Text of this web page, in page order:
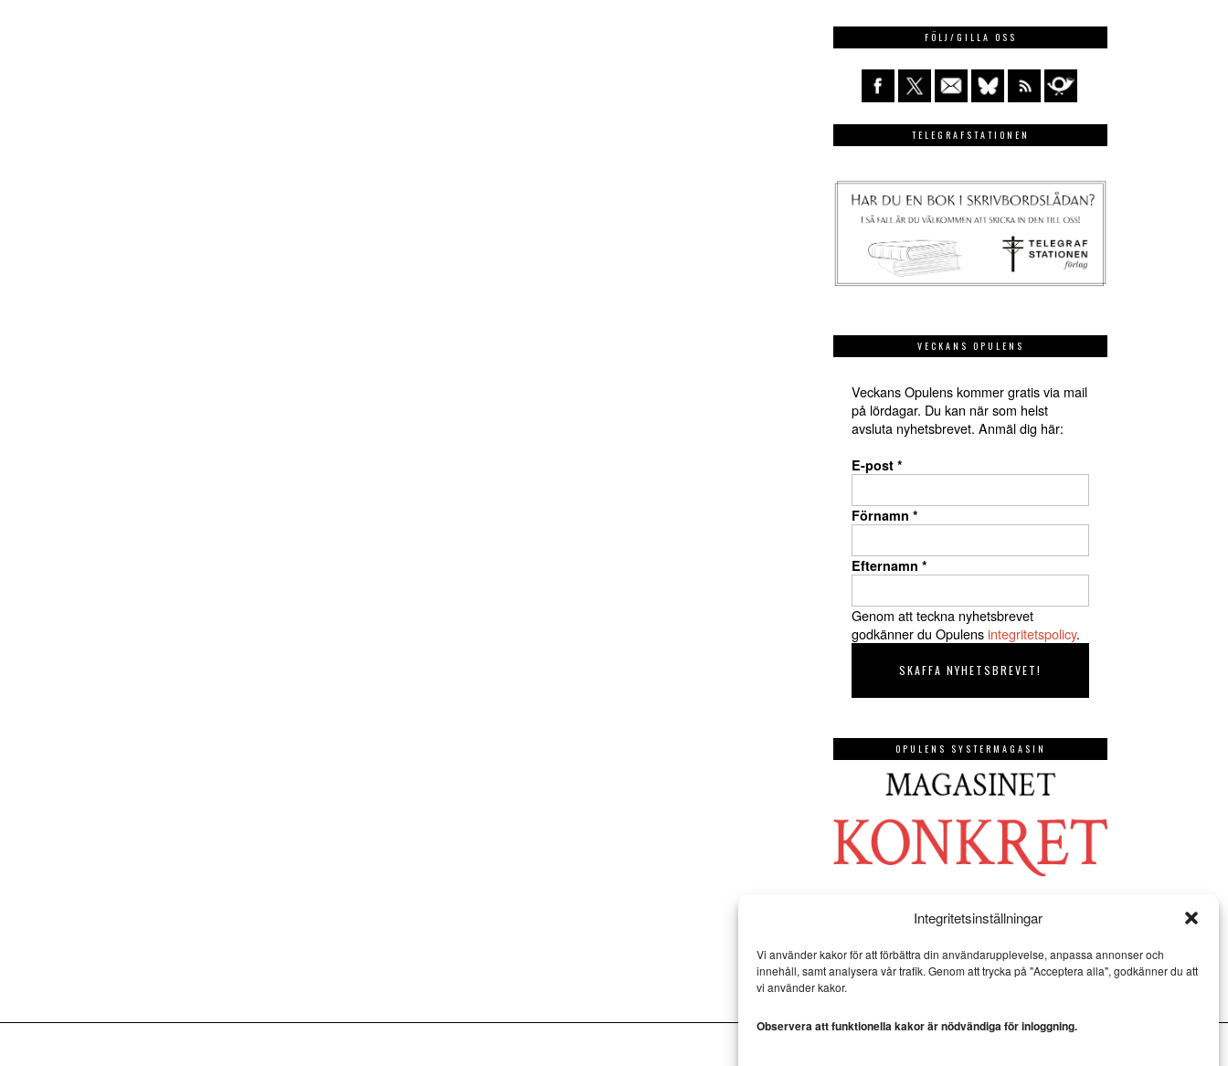
Integritetsinställningar
Vi använder kakor för att förbättra din användarupplevelse, anpassa annonser och
innehåll, samt analysera vår trafik. Genom att trycka på "Acceptera alla", godkänner du att
vi använder kakor.
Observera att funktionella kakor är nödvändiga för inloggning.
FÖLJ/GILLA OSS
TELEGRAFSTATIONEN
VECKANS OPULENS
Veckans Opulens kommer gratis via mail
på lördagar. Du kan när som helst
avsluta nyhetsbrevet. Anmäl dig här:
E-post *
Förnamn *
Efternamn *
Genom att teckna nyhetsbrevet
godkänner du Opulensintegritetspolicy.
OPULENS SYSTERMAGASIN